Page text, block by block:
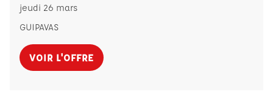
jeudi 26 mars
GUIPAVAS
VOIR L'OFFRE